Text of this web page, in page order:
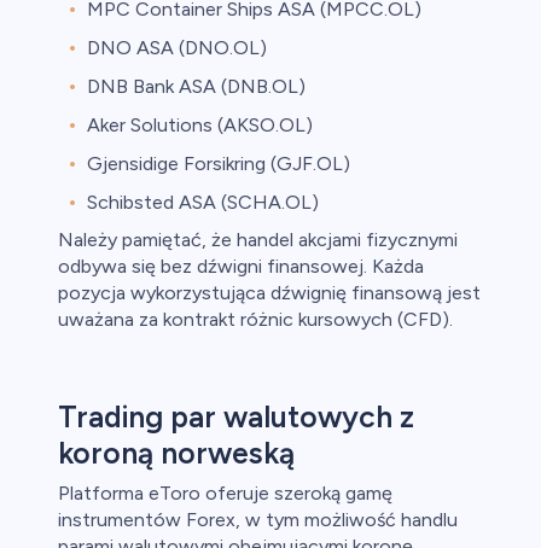
MPC Container Ships ASA (MPCC.OL)
DNO ASA (DNO.OL)
DNB Bank ASA (DNB.OL)
Aker Solutions (AKSO.OL)
Gjensidige Forsikring (GJF.OL)
Schibsted ASA (SCHA.OL)
Należy pamiętać, że handel akcjami fizycznymi
odbywa się bez dźwigni finansowej. Każda
pozycja wykorzystująca dźwignię finansową jest
uważana za kontrakt różnic kursowych (CFD).
Trading par walutowych z
koroną norweską
Platforma eToro oferuje szeroką gamę
instrumentów Forex, w tym możliwość handlu